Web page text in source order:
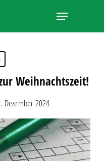
Menu
Weihnachtszeit!
Dezember 2024
Close